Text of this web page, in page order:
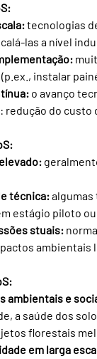
tecnologias
las a nível
instalar
o avanço
redução do
técnica:
estágio piloto
stuais:
ambientais
ambientais e
a saúde dos
florestais
em larga